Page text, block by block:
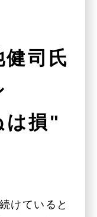
司氏
は損"
けていると